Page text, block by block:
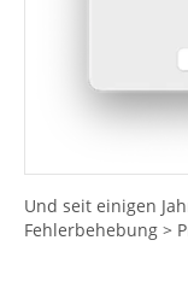
Und seit einigen
Fehlerbehebung >